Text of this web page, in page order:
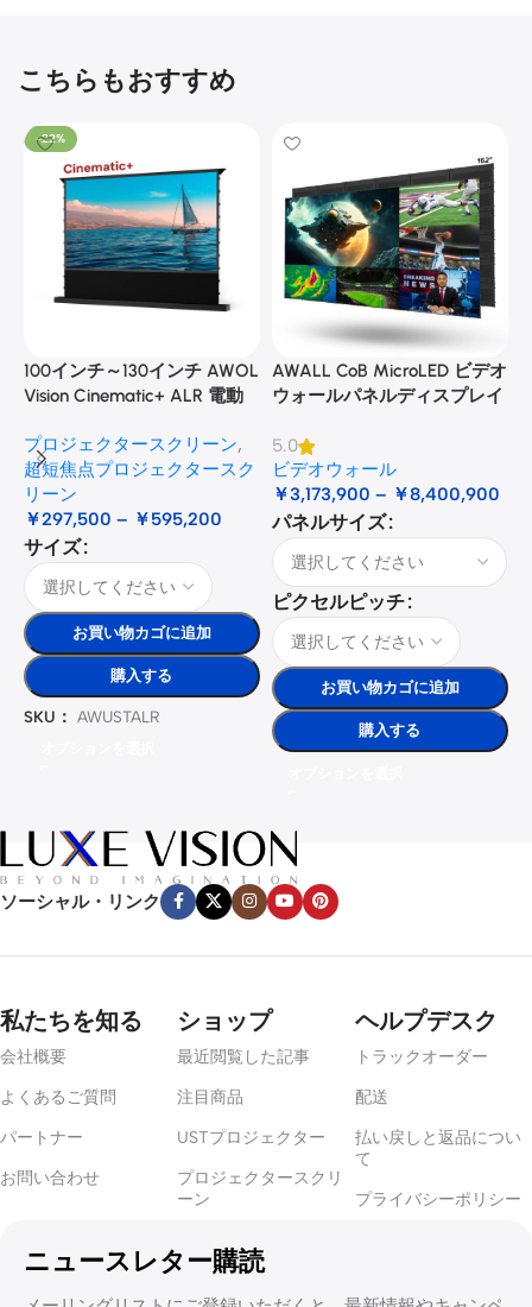
こちらもおすすめ
-22%
100インチ～130インチ AWOL
Vision Cinematic+ ALR 電動
プロジェクタースクリーン,
超短焦点プロジェクタースク
リーン
￥297,500 – ￥595,200
サイズ
お買い物カゴに追加
購入する
SKU： AWUSTALR
AWALL CoB MicroLED ビデオ
ウォールパネルディスプレイ
5.0
ビデオウォール
￥3,173,900 – ￥8,400,900
パネルサイズ
ピクセルピッチ
お買い物カゴに追加
購入する
ソーシャル・リンク
私たちを知る
会社概要
よくあるご質問
パートナー
お問い合わせ
ショップ
最近閲覧した記事
注目商品
USTプロジェクター
プロジェクタースクリ
ーン
ヘルプデスク
トラックオーダー
配送
払い戻しと返品につい
て
プライバシーポリシー
ニュースレター購読